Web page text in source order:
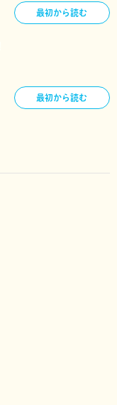
最初から読む
最初から読む